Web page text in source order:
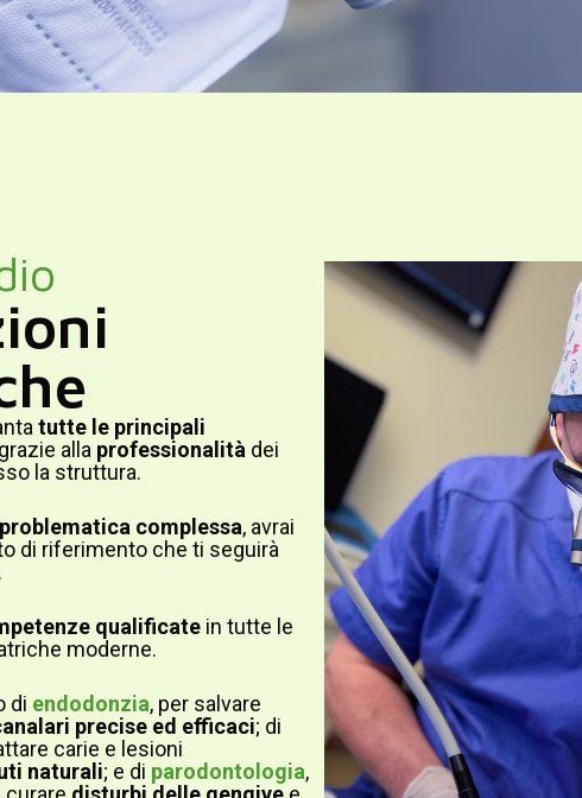
tutte le principali
grazie alla professionalità dei
la struttura.
problematica complessa, avrai
di riferimento che ti seguirà
.
qualificate in tutte le
moderne.
di endodonzia, per salvare
precise ed efficaci; di
carie e lesioni
naturali; e di parodontologia,